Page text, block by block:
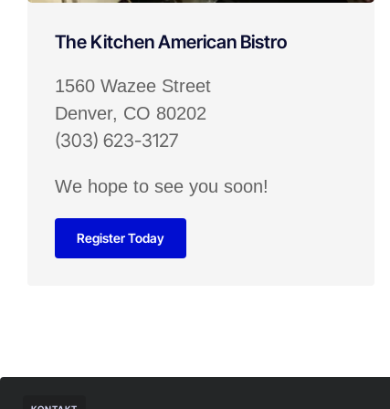
The Kitchen American Bistro
1560 Wazee Street
Denver, CO 80202
(303) 623-3127
We hope to see you soon!
Register Today